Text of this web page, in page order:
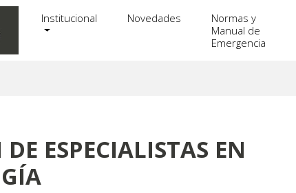
Institucional Novedades
Normas y
Manual de
Emergencia
ESPECIALISTAS EN